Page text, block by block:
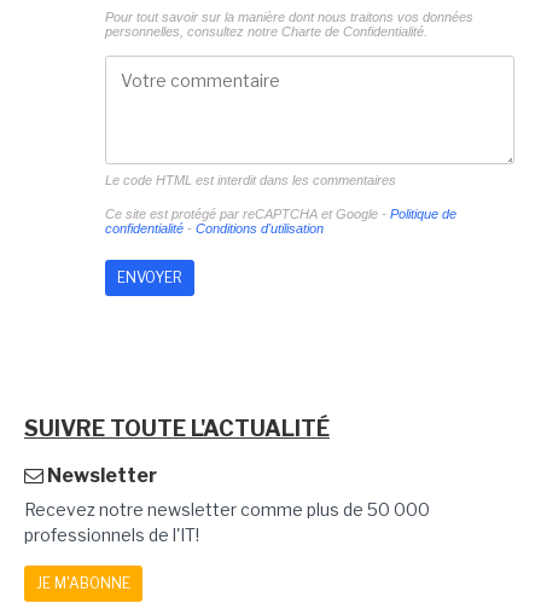
Pour tout savoir sur la manière dont nous traitons vos données
personnelles, consultez notre Charte de Confidentialité.
Le code HTML est interdit dans les commentaires
Ce site est protégé par reCAPTCHA et Google - Politique de
confidentialité- Conditions d'utilisation
SUIVRE TOUTE L'ACTUALITÉ
Newsletter
Recevez notre newsletter comme plus de 50 000
professionnels de l'IT!
JE M'ABONNE